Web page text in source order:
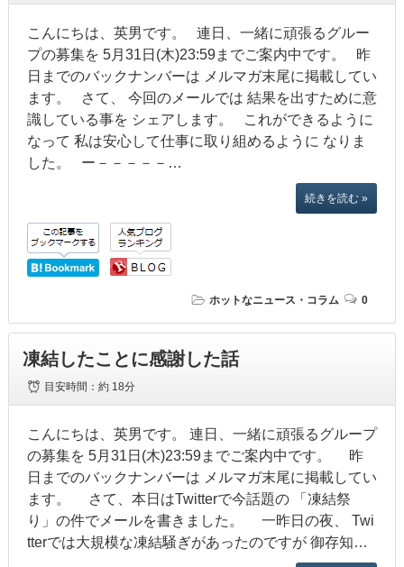
こんにちは、英男です。 連日、一緒に頑張るグルー
プの募集を 5月31日(木)23:59までご案内中です。 昨
日までのバックナンバーは メルマガ末尾に掲載してい
ます。 さて、 今回のメールでは 結果を出すために意
識している事を シェアします。 これができるように
なって 私は安心して仕事に取り組めるように なりま
した。 ー－－－－－…
続きを読む »
ホットなニュース・コラム 0
凍結したことに感謝した話
目安時間：約 18分
こんにちは、英男です。 連日、一緒に頑張るグループ
の募集を 5月31日(木)23:59までご案内中です。 昨
日までのバックナンバーは メルマガ末尾に掲載してい
ます。 さて、本日はTwitterで今話題の 「凍結祭
り」の件でメールを書きました。 一昨日の夜、 Twi
tterでは大規模な凍結騒ぎがあったのですが 御存知…